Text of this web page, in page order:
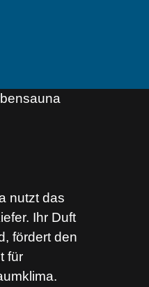
nutzt das
Ihr Duft
fördert den
für